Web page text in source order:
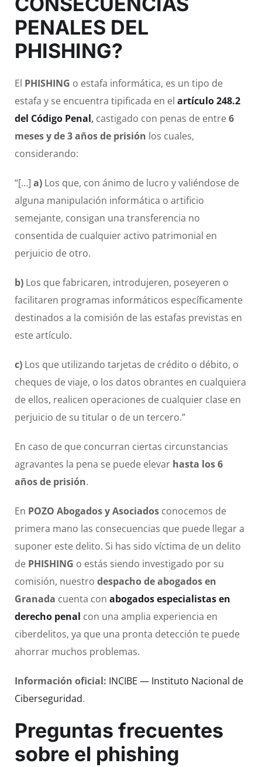
PENALES DEL
PHISHING?
El PHISHING o estafa informática, es un tipo de
estafa y se encuentra tipificada en el artículo 248.2
del Código Penal, castigado con penas de entre6
meses y de 3 años de prisión los cuales,
considerando:
“[…] a) Los que, con ánimo de lucro y valiéndose de
alguna manipulación informática o artificio
semejante, consigan una transferencia no
consentida de cualquier activo patrimonial en
perjuicio de otro.
b) Los que fabricaren, introdujeren, poseyeren o
facilitaren programas informáticos específicamente
destinados a la comisión de las estafas previstas en
este artículo.
c) Los que utilizando tarjetas de crédito o débito, o
cheques de viaje, o los datos obrantes en cualquiera
de ellos, realicen operaciones de cualquier clase en
perjuicio de su titular o de un tercero.”
En caso de que concurran ciertas circunstancias
agravantes la pena se puede elevar hasta los 6
años de prisión.
En POZO Abogados y Asociados conocemos de
primera mano las consecuencias que puede llegar a
suponer este delito. Si has sido víctima de un delito
de PHISHING o estás siendo investigado por su
comisión, nuestro despacho de abogados en
Granada cuenta con abogados especialistas en
derecho penal con una amplia experiencia en
ciberdelitos, ya que una pronta detección te puede
ahorrar muchos problemas.
Información oficial: INCIBE — Instituto Nacional de
Ciberseguridad.
Preguntas frecuentes
sobre el phishing